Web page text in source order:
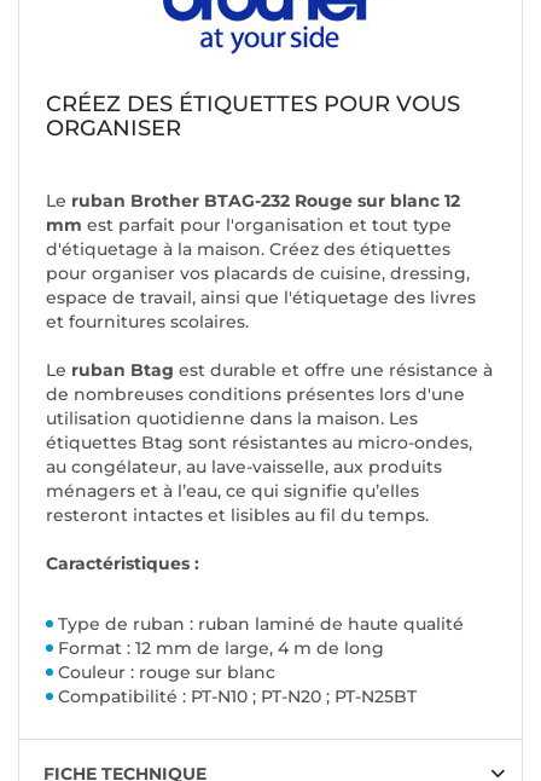
CRÉEZ DES ÉTIQUETTES POUR VOUS
ORGANISER
Le ruban Brother BTAG-232 Rouge sur blanc 12
mm est parfait pour l'organisation et tout type
d'étiquetage à la maison. Créez des étiquettes
pour organiser vos placards de cuisine, dressing,
espace de travail, ainsi que l'étiquetage des livres
et fournitures scolaires.
Le ruban Btag est durable et offre une résistance à
de nombreuses conditions présentes lors d'une
utilisation quotidienne dans la maison. Les
étiquettes Btag sont résistantes au micro-ondes,
au congélateur, au lave-vaisselle, aux produits
ménagers et à l’eau, ce qui signifie qu’elles
resteront intactes et lisibles au fil du temps.
Caractéristiques :
Type de ruban : ruban laminé de haute qualité
Format : 12 mm de large, 4 m de long
Couleur : rouge sur blanc
Compatibilité : PT-N10 ; PT-N20 ; PT-N25BT
FICHE TECHNIQUE